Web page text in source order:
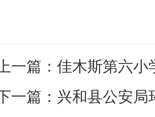
上一篇： 佳木斯第六小
“学法 普法”
一篇： 兴和县公安局